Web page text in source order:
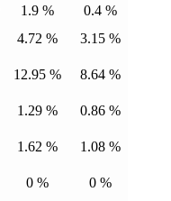
1.9 %
0.4 %
4.72 %
3.15 %
12.95 %
8.64 %
1.29 %
0.86 %
1.62 %
1.08 %
0 % 0 %